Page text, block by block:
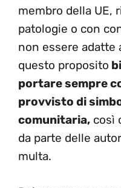
membro della UE,
patologie o con
non essere adatte
questo proposito
portare sempre
provvisto di
comunitaria, così
da parte delle
multa.